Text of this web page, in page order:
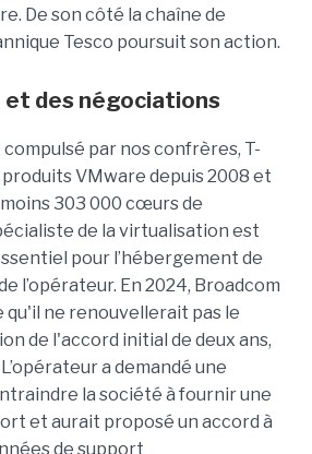
De son côté la chaîne de
Tesco poursuit son action.
et des négociations
compulsé par nos confrères, T-
VMware depuis 2008 et
303 000 cœurs de
de la virtualisation est
pour l’hébergement de
l’opérateur. En 2024, Broadcom
qu'il ne renouvellerait pas le
de l'accord initial de deux ans,
a demandé une
la société à fournir une
et aurait proposé un accord à
de support